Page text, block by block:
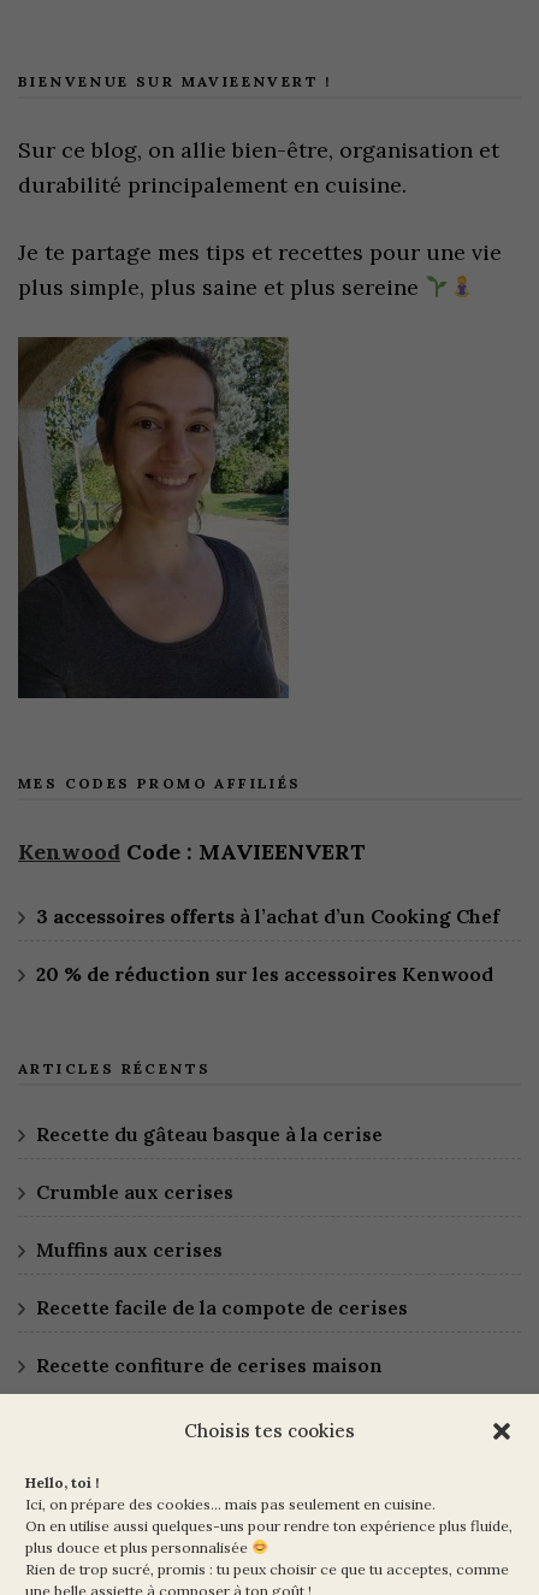
Choisis tes cookies
Hello, toi !
Ici, on prépare des cookies… mais pas seulement en cuisine.
On en utilise aussi quelques-uns pour rendre ton expérience plus fluide,
plus douce et plus personnalisée
Rien de trop sucré, promis : tu peux choisir ce que tu acceptes, comme
une belle assiette à composer à ton goût !
BIENVENUE SUR MAVIEENVERT !
Sur ce blog, on allie bien-être, organisation et
durabilité principalement en cuisine.
Je te partage mes tips et recettes pour une vie
plus simple, plus saine et plus sereine
MES CODES PROMO AFFILIÉS
Kenwood Code : MAVIEENVERT
3 accessoires offerts à l’achat d’un Cooking Chef
20 % de réduction sur les accessoires Kenwood
ARTICLES RÉCENTS
Recette du gâteau basque à la cerise
Crumble aux cerises
Muffins aux cerises
Recette facile de la compote de cerises
Recette confiture de cerises maison
Ma Vie en Vert